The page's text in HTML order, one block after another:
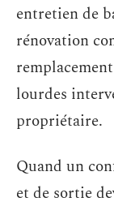
entretien de
rénovation
lourdes
propriétaire.
Quand un
et de sortie